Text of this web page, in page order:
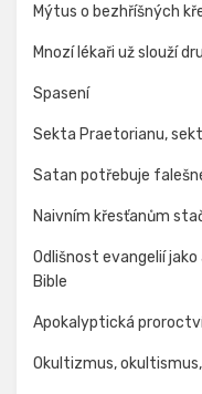
Mýtus o bezhříšných
Mnozí lékaři už slouží
Spasení
Sekta Praetorianu,
Satan potřebuje
Naivním křesťanům
Odlišnost evangelií
Bible
Apokalyptická
Okultizmus,